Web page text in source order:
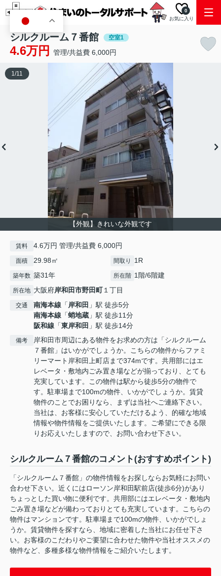
お気に入り
0
シルクルーム７番館 空室1
4.6万円 管理/共益費 6,000円
【外観】きれいな外観です
1/11
賃料 4.6万円 管理/共益費 6,000円
面積 29.98㎡ 間取り 1R
築年数 築31年 所在階 1階/6階建
所在地 大阪府岸和田市野田町１丁目
交通 南海本線 「岸和田 」駅 徒歩5分
南海本線 「蛸地蔵 」駅 徒歩11分
阪和線 「東岸和田 」駅 徒歩14分
備考
岸和田市周辺にある物件をお求めの方は「シルクルーム
７番館」はいかがでしょうか。こちらの物件からファミ
リーマート岸和田上町店まで374mです。共用部にはエ
レベータ・敷地内ごみ置き場などが揃っており、とても
充実しています。この物件は駅から徒歩5分の物件で
す。駐車場まで100mの物件、いかがでしょうか。賃貸
物件のことでお困りなら、まずは当社へご連絡下さい。
当社は、お客様に安心していただけるよう、的確な地域
情報や物件情報をご提供いたします。ご希望にできる限
りお応えいたしますので、お問い合わせ下さい。
シルクルーム７番館のコメント(おすすめポイント)
「シルクルーム７番館」の物件情報をお探しならお気軽にお問い
合わせ下さい。近くにはローソン岸和田駅前店(徒歩6分)があり
ちょっとした買い物に便利です。共用部にはエレベータ・敷地内
ごみ置き場などが備わっておりとても充実しています。こちらの
物件はマンションです。駐車場まで100mの物件、いかがでしょ
うか。賃貸物件を探すなら、地域に密着した当社にお任せ下さ
い。お客様のこだわりやご要望に合わせた物件や当社オススメの
物件など、多種多様な物件情報をご紹介いたします。